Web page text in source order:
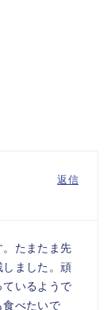
返信
たまたま先
ました。頑
いるようで
べたいで